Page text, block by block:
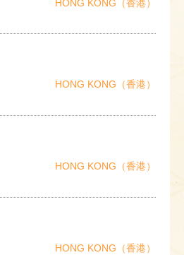
HONG KONG（香港）
HONG KONG（香港）
HONG KONG（香港）
HONG KONG（香港）